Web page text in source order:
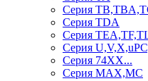
Серия
Серия TDA
Серия
Серия
Серия 74ХХ...
Серия MAX,MC